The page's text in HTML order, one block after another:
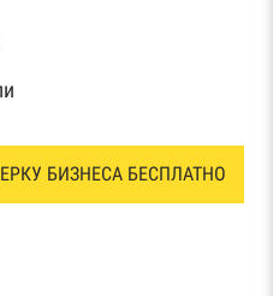
БИЗНЕСА БЕСПЛАТНО